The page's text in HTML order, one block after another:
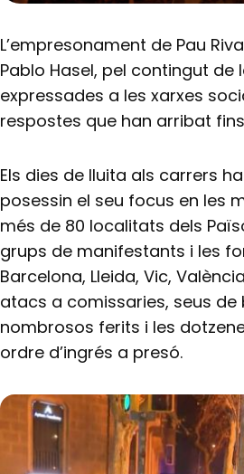
L’empresonament de Pau
Pablo Hasel, pel contingut
expressades a les xarxes
respostes que han arribat
Els dies de lluita als carrers
posessin el seu focus en les
més de 80 localitats dels
grups de manifestants i les
Barcelona, Lleida, Vic,
atacs a comissaries, seus de
nombrosos ferits i les
ordre d’ingrés a presó.